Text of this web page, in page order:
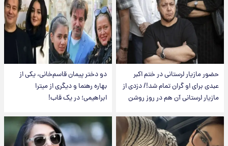
حضور مازیار لرستانی در ختم اکبر
عبدی برای او گران تمام شد!/ دزدی از
مازیار لرستانی آن هم در روز روشن
دو دختر پیمان قاسم‌خانی، یکی از
بهاره رهنما و دیگری از میترا
ابراهیمی؛ در یک قاب!